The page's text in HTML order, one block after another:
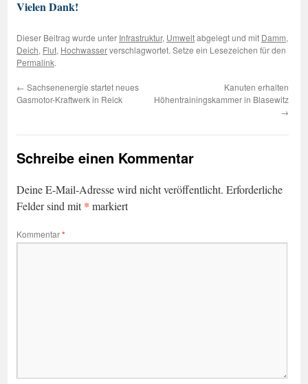
Vielen Dank!
Dieser Beitrag wurde unter Infrastruktur, Umweltabgelegt und mit Damm,
Deich, Flut, Hochwasserverschlagwortet. Setze ein Lesezeichen für den
Permalink.
← Sachsenenergie startet neues
Gasmotor-Kraftwerk in Reick
Kanuten erhalten
Höhentrainingskammer in Blasewitz
→
Schreibe einen Kommentar
Deine E-Mail-Adresse wird nicht veröffentlicht. Erforderliche
Felder sind mit* markiert
Kommentar*